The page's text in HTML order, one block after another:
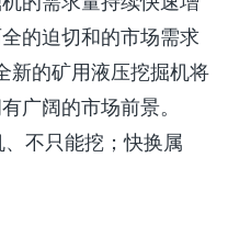
的迫切和的市场需求
新的矿用液压挖掘机将
广阔的市场前景。
不只能挖；快换属